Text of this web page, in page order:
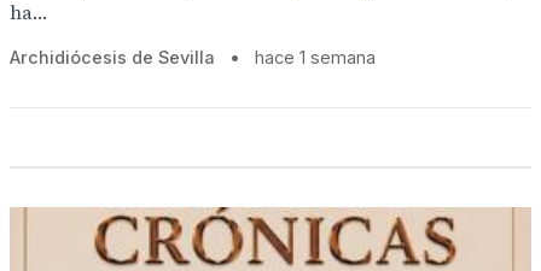
ha...
Archidiócesis de Sevilla • hace 1 semana